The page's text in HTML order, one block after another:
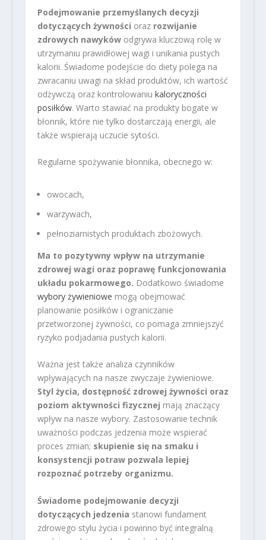
Podejmowanie przemyślanych decyzji
dotyczących żywności oraz rozwijanie
zdrowych nawykówodgrywa kluczową rolę w
utrzymaniu prawidłowej wagi i unikania pustych
kalorii. Świadome podejście do diety polega na
zwracaniu uwagi na skład produktów, ich wartość
odżywczą oraz kontrolowaniu kaloryczności
posiłków. Warto stawiać na produkty bogate w
błonnik, które nie tylko dostarczają energii, ale
także wspierają uczucie sytości.
Regularne spożywanie błonnika, obecnego w:
owocach,
warzywach,
pełnoziarnistych produktach zbożowych.
Ma to pozytywny wpływ na utrzymanie
zdrowej wagi oraz poprawę funkcjonowania
układu pokarmowego. Dodatkowo świadome
wybory żywieniowe mogą obejmować
planowanie posiłków i ograniczanie
przetworzonej żywności, co pomaga zmniejszyć
ryzyko podjadania pustych kalorii.
Ważna jest także analiza czynników
wpływających na nasze zwyczaje żywieniowe.
Styl życia, dostępność zdrowej żywności oraz
poziom aktywności fizycznej mają znaczący
wpływ na nasze wybory. Zastosowanie technik
uważności podczas jedzenia może wspierać
proces zmian; skupienie się na smaku i
konsystencji potraw pozwala lepiej
rozpoznać potrzeby organizmu.
Świadome podejmowanie decyzji
dotyczących jedzenia stanowi fundament
zdrowego stylu życia i powinno być integralną